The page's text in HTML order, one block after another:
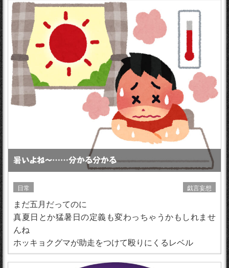
暑いよね〜……分かる分かる
日常 戯言妄想
まだ五月だってのに
真夏日とか猛暑日の定義も変わっちゃうかもしれませ
んね
ホッキョクグマが助走をつけて殴りにくるレベル